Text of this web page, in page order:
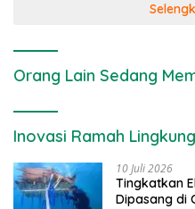
Orang Lain Sedang
Inovasi Ramah
10 Juli 2026
Tingkatkan
Dipasang di